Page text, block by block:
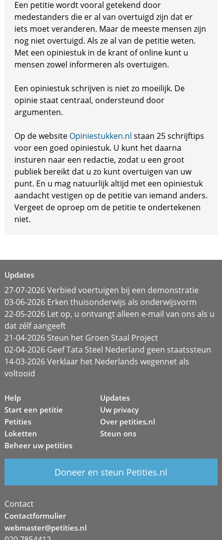
Een petitie wordt vooral getekend door
medestanders die er al van overtuigd zijn dat er
iets moet veranderen. Maar de meeste mensen zijn
nog niet overtuigd. Als ze al van de petitie weten.
Met een opiniestuk in de krant of online kunt u
mensen zowel informeren als overtuigen.
Een opiniestuk schrijven is niet zo moeilijk. De
opinie staat centraal, ondersteund door
argumenten.
Op de website Opiniestukken.nl staan 25 schrijftips
voor een goed opiniestuk. U kunt het daarna
insturen naar een redactie, zodat u een groot
publiek bereikt dat u zo kunt overtuigen van uw
punt. En u mag natuurlijk altijd met een opiniestuk
aandacht vestigen op de petitie van iemand anders.
Vergeet de oproep om de petitie te ondertekenen
niet.
Updates
27-07-2026 Verbied voertuigen bij een demonstratie
03-06-2026 Erken thuisonderwijs als onderwijsvorm
22-05-2026 Let op, u ontvangt alleen e-mail van ons als u
dat zélf aangeeft
21-04-2026 Steun het Groen Staal Project
02-04-2026 Geef Tata Steel Nederland geen staatssteun
14-03-2026 Verklaar het Nederlands wegennet als
voltooid
Help
Start een petitie
Petities
Loketten
Beheer uw petities
Updates
Uw privacy
Over petities.nl
Steun ons
Doneer en steun Petities.nl
Contact
Contactformulier
webmaster@petities.nl